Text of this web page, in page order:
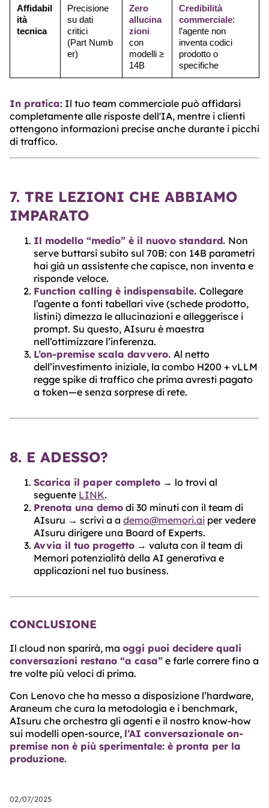
Affidabil
ità
tecnica
Precisione
su dati
critici
(Part Numb
er)
Zero
allucina
zioni
con
modelli ≥
14B
Credibilità
commerciale:
l’agente non
inventa codici
prodotto o
specifiche
In pratica: Il tuo team commerciale può affidarsi
completamente alle risposte dell'IA, mentre i clienti
ottengono informazioni precise anche durante i picchi
di traffico.
7. TRE LEZIONI CHE ABBIAMO
IMPARATO
Il modello “medio” è il nuovo standard. Non
serve buttarsi subito sul 70B: con 14B parametri
hai già un assistente che capisce, non inventa e
risponde veloce.
Function calling è indispensabile. Collegare
l’agente a fonti tabellari vive (schede prodotto,
listini) dimezza le allucinazioni e alleggerisce i
prompt. Su questo, AIsuru è maestra
nell’ottimizzare l’inferenza.
L’on-premise scala davvero. Al netto
dell’investimento iniziale, la combo H200 + vLLM
regge spike di traffico che prima avresti pagato
a token—e senza sorprese di rete.
8. E ADESSO?
Scarica il paper completo → lo trovi al
seguente LINK.
Prenota una demo di 30 minuti con il team di
AIsuru → scrivi a a demo@memori.ai per vedere
AIsuru dirigere una Board of Experts.
Avvia il tuo progetto → valuta con il team di
Memori potenzialità della AI generativa e
applicazioni nel tuo business.
CONCLUSIONE
Il cloud non sparirà, ma oggi puoi decidere quali
conversazioni restano “a casa” e farle correre fino a
tre volte più veloci di prima.
Con Lenovo che ha messo a disposizione l’hardware,
Araneum che cura la metodologia e i benchmark,
AIsuru che orchestra gli agenti e il nostro know-how
sui modelli open-source, l’AI conversazionale on-
premise non è più sperimentale: è pronta per la
produzione.
02/07/2025